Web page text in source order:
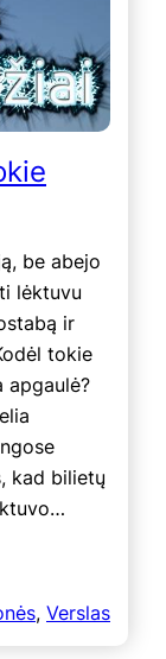
be abejo
lėktuvu
ir
tokie
apgaulė?
kad bilietų
, Verslas